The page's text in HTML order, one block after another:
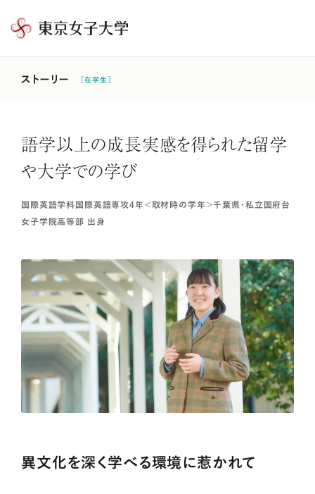
東
ストーリー ［在学生］
語学以上の成長実感を得られた留学
や大学での学び
国際英語学科国際英語専攻4年＜取材時の学年＞千葉県・私立国府台
女子学院高等部 出身
異文化を深く学べる環境に惹かれて